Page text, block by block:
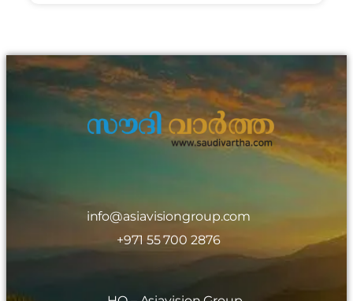
info@asiavisiongroup.com
+971 55 700 2876